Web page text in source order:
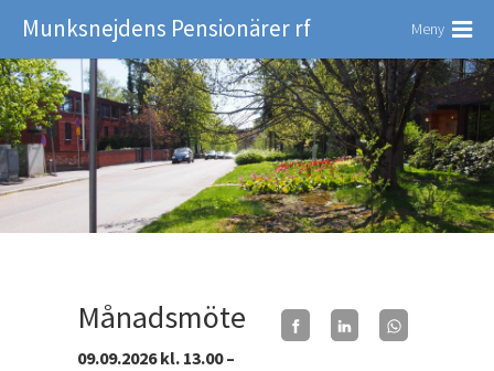
Munksnejdens Pensionärer rf Meny
Månadsmöte
09.09.2026 kl. 13.00 –